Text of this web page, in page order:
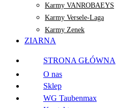
Karmy VANROBAEYS
Karmy Versele-Laga
Karmy Zenek
ZIARNA
STRONA GŁÓWNA
O nas
Sklep
WG Taubenmax